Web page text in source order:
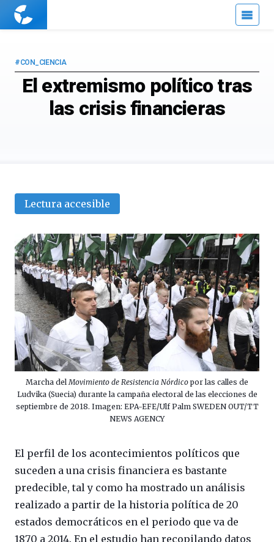
Cuaderno
El extremismo político tras
las crisis financieras
#CON_CIENCIA
Lectura accesible
Marcha del Movimiento de Resistencia Nórdico por las calles de
Ludvika (Suecia) durante la campaña electoral de las elecciones de
septiembre de 2018. Imagen: EPA-EFE/Ulf Palm SWEDEN OUT/TT
NEWS AGENCY
El perfil de los acontecimientos políticos que
suceden a una crisis financiera es bastante
predecible, tal y como ha mostrado un análisis
realizado a partir de la historia política de 20
estados democráticos en el periodo que va de
1870 a 2014. En el estudio han recopilando datos